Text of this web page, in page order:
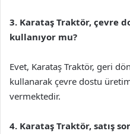
3. Karataş Traktör, çevre
kullanıyor mu?
Evet, Karataş Traktör, geri
kullanarak çevre dostu
vermektedir.
4. Karataş Traktör, satış